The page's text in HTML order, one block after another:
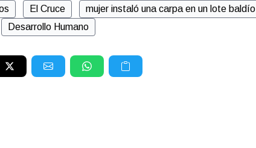
El Cruce
mujer instaló una carpa en un lote baldío
Desarrollo Humano